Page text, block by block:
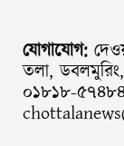
যোগাযোগ:
তলা, ডবলমুরিং,
০১৮১৮-